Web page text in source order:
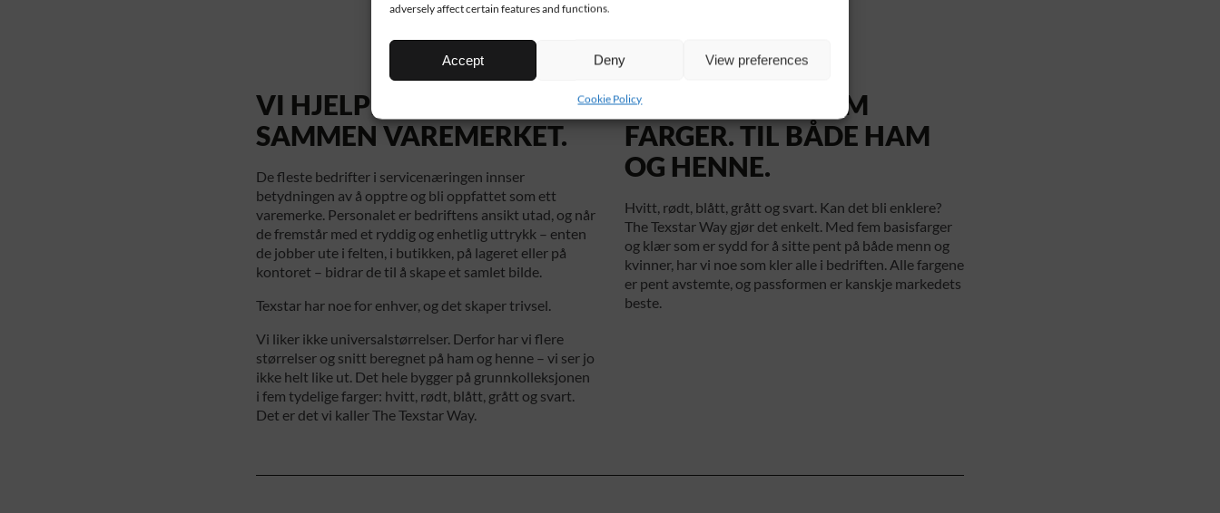
adversely affect certain features and functions.
Accept Deny View preferences
Cookie Policy
THE TEXSTAR WAY
VI HJELPER DEG MED Å SY
SAMMEN VAREMERKET.
De fleste bedrifter i servicenæringen innser
betydningen av å opptre og bli oppfattet som ett
varemerke. Personalet er bedriftens ansikt utad, og når
de fremstår med et ryddig og enhetlig uttrykk – enten
de jobber ute i felten, i butikken, på lageret eller på
kontoret – bidrar de til å skape et samlet bilde.
Texstar har noe for enhver, og det skaper trivsel.
Vi liker ikke universalstørrelser. Derfor har vi flere
størrelser og snitt beregnet på ham og henne – vi ser jo
ikke helt like ut. Det hele bygger på grunnkolleksjonen
i fem tydelige farger: hvitt, rødt, blått, grått og svart.
Det er det vi kaller The Texstar Way.
ETT KONSEPT. FEM
FARGER. TIL BÅDE HAM
OG HENNE.
Hvitt, rødt, blått, grått og svart. Kan det bli enklere?
The Texstar Way gjør det enkelt. Med fem basisfarger
og klær som er sydd for å sitte pent på både menn og
kvinner, har vi noe som kler alle i bedriften. Alle fargene
er pent avstemte, og passformen er kanskje markedets
beste.